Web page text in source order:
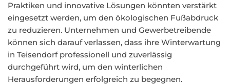
Praktiken und innovative Lösungen könnten verstärkt
eingesetzt werden, um den ökologischen Fußabdruck
zu reduzieren. Unternehmen und Gewerbetreibende
können sich darauf verlassen, dass ihre Winterwartung
in Teisendorf professionell und zuverlässig
durchgeführt wird, um den winterlichen
Herausforderungen erfolgreich zu begegnen.